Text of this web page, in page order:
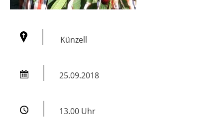
Künzell
25.09.2018
13.00 Uhr